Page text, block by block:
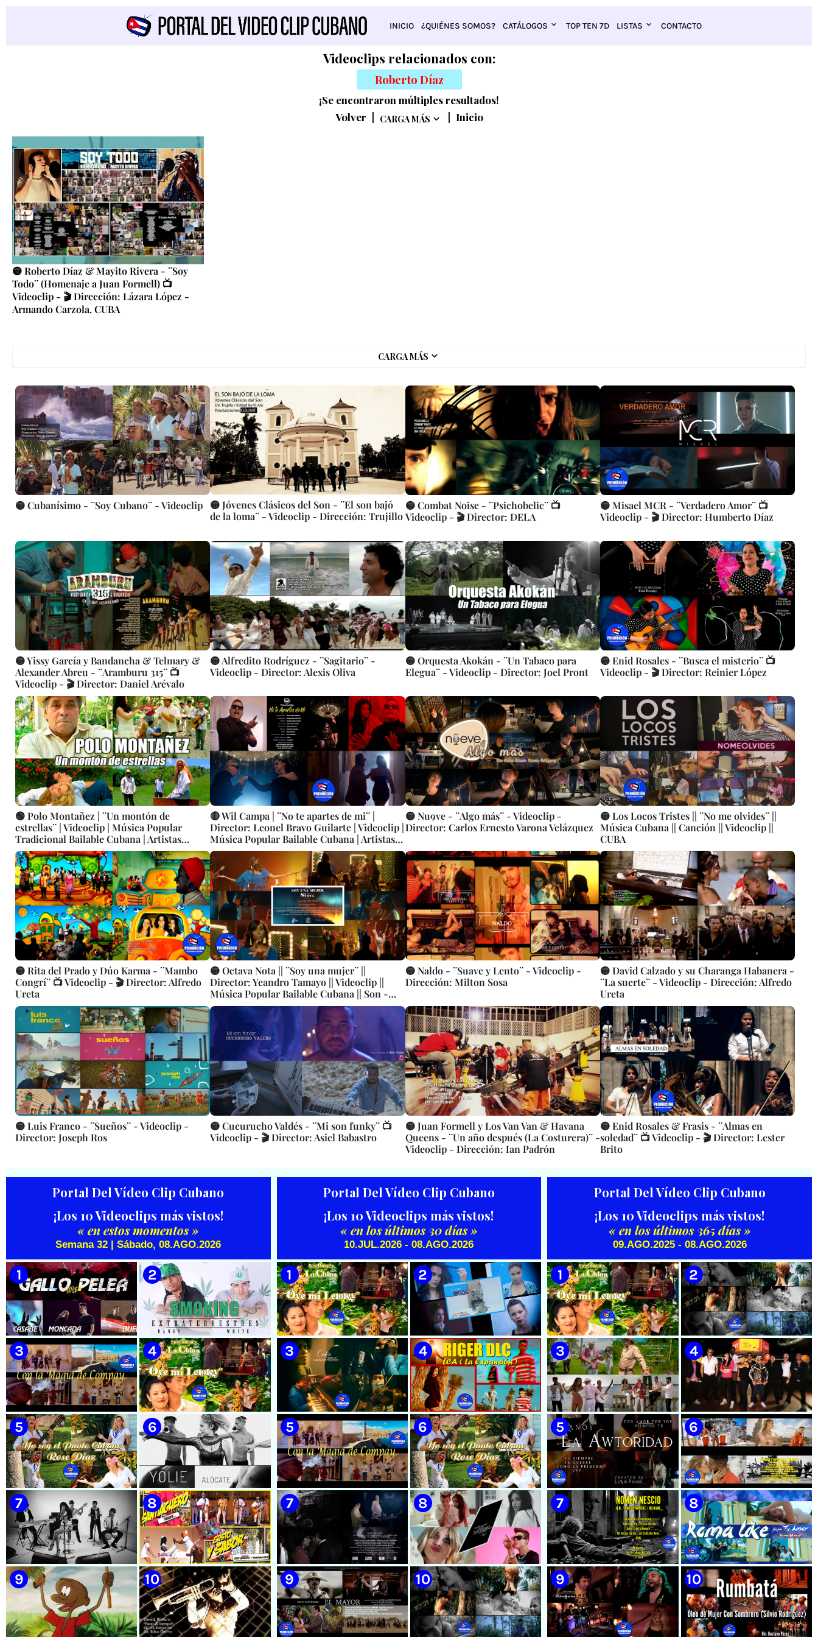
INICIO ¿QUIÉNES SOMOS? CATÁLOGOS TOP TEN 7D LISTAS CONTACTO
Videoclips relacionados con:
Roberto Díaz
¡Se encontraron múltiples resultados!
Volver
CARGA MÁS Inicio
🟡 Roberto Díaz & Mayito Rivera - ¨Soy
Todo¨ (Homenaje a Juan Formell) 📺
Videoclip - 🎬 Dirección: Lázara López -
Armando Carzola. CUBA
CARGA MÁS
🟡 Cubanísimo - ¨Soy Cubano¨ - Videoclip
🟡 Jóvenes Clásicos del Son - ¨El son bajó
de la loma¨ - Videoclip - Dirección: Trujillo
🟡 Combat Noise - ¨Psichobelic¨ 📺
Videoclip - 🎬 Director: DELA
🟡 Misael MCR - ¨Verdadero Amor¨ 📺
Videoclip - 🎬 Director: Humberto Díaz
🟡 Yissy García y Bandancha & Telmary &
Alexander Abreu - ¨Aramburu 315¨ 📺
Videoclip - 🎬 Director: Daniel Arévalo
🟡 Alfredito Rodríguez - ¨Sagitario¨ -
Videoclip - Director: Alexis Oliva
🟡 Orquesta Akokán - ¨Un Tabaco para
Elegua¨ - Videoclip - Director: Joel Pront
🟡 Enid Rosales - ¨Busca el misterio¨ 📺
Videoclip - 🎬 Director: Reinier López
🟢 Polo Montañez | ¨Un montón de
estrellas¨ | Videoclip | Música Popular
Tradicional Bailable Cubana | Artistas
Cubanos | Canción | CUBA
🔴 Wil Campa | ¨No te apartes de mi¨ |
Director: Leonel Bravo Guilarte | Videoclip |
Música Popular Bailable Cubana | Artistas
Cubanos | Canción | CUBA
🟡 Nu9ve - ¨Algo más¨ - Videoclip -
Director: Carlos Ernesto Varona Velázquez
🟡 Los Locos Tristes || ¨No me olvides¨ ||
Música Cubana || Canción || Videoclip ||
CUBA
🟡 Rita del Prado y Dúo Karma - ¨Mambo
Congrí¨ 📺 Videoclip - 🎬 Director: Alfredo
Ureta
🟡 Octava Nota || ¨Soy una mujer¨ ||
Director: Yeandro Tamayo || Videoclip ||
Música Popular Bailable Cubana || Son -
Salsa - Timba || CUBA
🟡 Naldo - ¨Suave y Lento¨ - Videoclip -
Dirección: Milton Sosa
🟡 David Calzado y su Charanga Habanera -
¨La suerte¨ - Videoclip - Dirección: Alfredo
Ureta
🟡 Luis Franco - ¨Sueños¨ - Videoclip -
Director: Joseph Ros
🟡 Cucurucho Valdés - ¨Mi son funky¨ 📺
Videoclip - 🎬 Director: Asiel Babastro
🟡 Juan Formell y Los Van Van & Havana
Queens - ¨Un año después (La Costurera)¨ -
Videoclip - Dirección: Ian Padrón
🟡 Enid Rosales & Frasis - ¨Almas en
soledad¨ 📺 Videoclip - 🎬 Director: Lester
Brito
Portal Del Vídeo Clip Cubano
¡Los 10 Videoclips más vistos!
« en estos momentos »
Semana 32 | Sábado, 08.AGO.2026
🟡 Casabe & Moncada & Buena
Fe - ¨Gallo de pelea¨ - Videoclip
- Dirección: Omar Leyva
🟡 Randy & White -
Extraterrestres - ¨Smoking¨ -
Videoclip - Dirección: Pepe
Salom
🟡 Grupo Compay Segundo ||
¨Con La Magia de Compay¨ ||
Música popular tradicional
cubana || Videoclip || CUBA
🟡 Susel Gómez (La China) ||
¨Oye Mi Leloley¨ || Director:
Onelio Jesús Larralde González
|| Música popular bailable
cubana || Videoclip || CUBA
🟡 Rose Díaz || ¨Yo soy el Punto
Cubano¨ (Autores: Celina
González y Reutilio
Domínguez) || Director:
Yuliades Mariño Cabello ||
Música popular tradicional
cubana - Punto Cubano -
Punto Guajiro || Videoclip ||
CUBA
🟡 Yolie - ¨Alócate¨ - Videoclip
- Dirección: Pedro Vázquez
🟡 Lázaro Valdés & Bamboleo -
¨Necesito tiempo¨ - Videoclip -
🟡 Septeto Santiaguero -
¨Gusto y Sabor¨ - Videoclip -
Portal Del Vídeo Clip Cubano
¡Los 10 Videoclips más vistos!
« en los últimos 30 días »
10.JUL.2026 - 08.AGO.2026
🟡 Susel Gómez (La China) ||
¨Oye Mi Leloley¨ || Director:
Onelio Jesús Larralde González
|| Música popular bailable
cubana || Videoclip || CUBA
🟡 F-CUBA - ¨Solita¨ -
Videoclip - Director: Asiel
Babastro
🟡 María Montenegro -
¨Confía¨ 📺 Videoclip. CUBA
🟡 Riger DLC || ¨LCA ( La
Expansión )¨ || Director: Dani
A.R || Música cubana || Videoclip
|| CUBA
🟡 Grupo Compay Segundo ||
¨Con La Magia de Compay¨ ||
Música popular tradicional
cubana || Videoclip || CUBA
🟡 Rose Díaz || ¨Yo soy el Punto
Cubano¨ (Autores: Celina
González y Reutilio
Domínguez) || Director:
Yuliades Mariño Cabello ||
Música popular tradicional
cubana - Punto Cubano -
Punto Guajiro || Videoclip ||
CUBA
🟡 Beatriz Márquez - ¨Mujer
Bayamesa¨ 📺 Videoclip - 🎬
🟡 July Roby || ¨Contigo o sin tí¨
|| Videoclip || Música Urbana
Portal Del Vídeo Clip Cubano
¡Los 10 Videoclips más vistos!
« en los últimos 365 días »
09.AGO.2025 - 08.AGO.2026
🟡 Susel Gómez (La China) ||
¨Oye Mi Leloley¨ || Director:
Onelio Jesús Larralde González
|| Música popular bailable
cubana || Videoclip || CUBA
🟢 Pirro | ¨Vuelve a mi¨ |
Videoclip | Música Urbana
Cubana | Artistas Cubanos |
Canción | CUBA
🟡 Tico González - ¨Aunque se
pare la mula¨ - Videoclip -
Dirección: John Meriles -
Roberto C. González
🔴 Osmani García & Varios
Artistas | ¨Chupi Chupi¨ |
Director: Joel Guilian |
Videoclip | Música Urbana
Cubana | Artistas Cubanos |
Canción | CUBA
🟢 Hanoy La Awtoridad |
¨Siempre Tú¨ | Director:
LEWIS.PRODS | Videoclip |
Música Urbana Cubana |
Artistas Cubanos | Canción |
CUBA
🟡 Ronald & El Karnal de Cuba
- ¨Que bonito es el amor¨ 📺
Videoclip - 🎬 Director: Andros
Barroso
🟢 Paisaje con Río | NOMEN
NESCIO, basado en la obra
🟡 Roma Like - ¨Fue por tu
amor¨ 📺 Videoclip - 🎬